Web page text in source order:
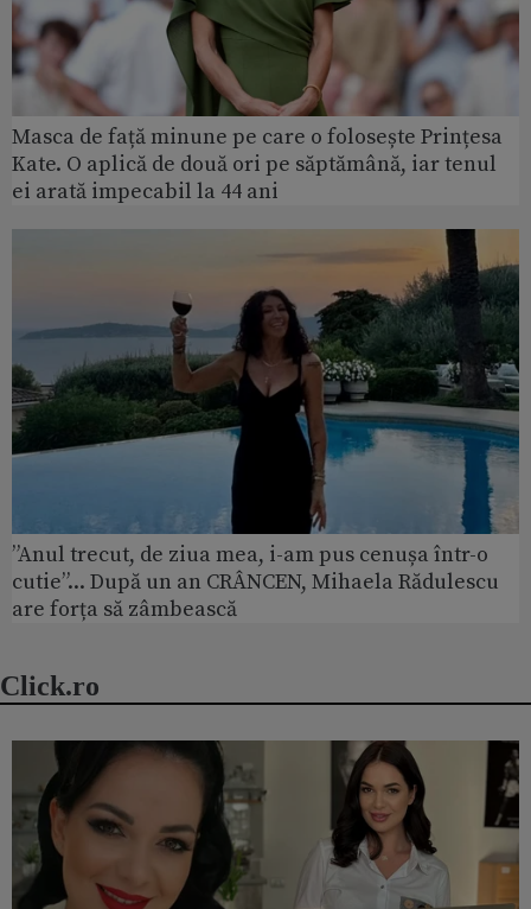
Masca de față minune pe care o folosește Prințesa
Kate. O aplică de două ori pe săptămână, iar tenul
ei arată impecabil la 44 ani
”Anul trecut, de ziua mea, i-am pus cenușa într-o
cutie”... După un an CRÂNCEN, Mihaela Rădulescu
are forța să zâmbească
Click.ro